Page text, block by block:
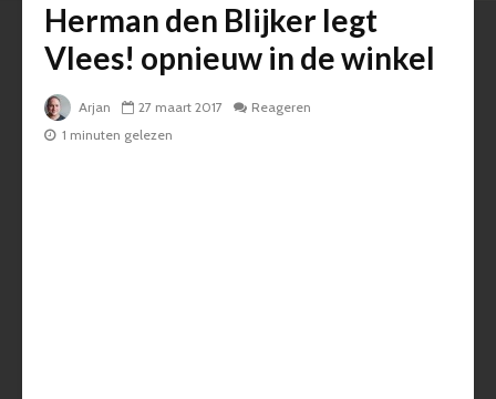
Herman den Blijker legt
Vlees! opnieuw in de winkel
Arjan 27 maart 2017
Reageren
1 minuten gelezen